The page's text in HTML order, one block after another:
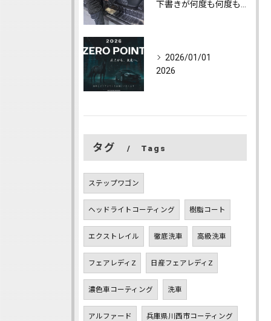
2026/01/01
2026
タグ Tags
ステップワゴン
ヘッドライトコーティング 樹脂コート
エクストレイル 徹底洗車 高級洗車
フェアレディZ 日産フェアレディZ
濃色車コーティング 洗車
アルファード 兵庫県川西市コーティング